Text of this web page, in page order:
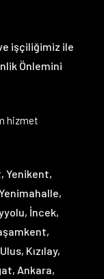
işçiliğimiz ile
Önlemini
hizmet
Yenikent,
İncek,
Kızılay,
Ankara,